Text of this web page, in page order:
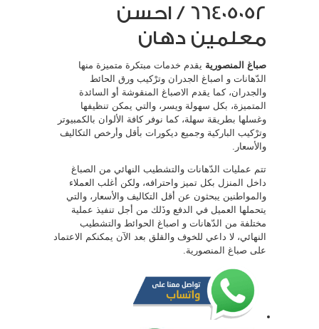
66405052 / احسن
معلمين دهان
صباغ المنصورية يقدم خدمات مبتكرة متميزة منها
الدّهانات و اصباغ الجدران وترْكيب ورق الحائط
والجدران، كما يقدم الاصباغ المنقوشة أو السائدة
المتميزة، بكل سهولة ويسر، والتي يمكن تنظيفها
وغسلها بطريقة سهلة، كما نوفر كافة الألوان بالكمبيوتر
وترْكيب الباركية وجميع ديكورات بأقل وأرخص التكاليف
والأسعار.
تتم عمليات الدّهانات والتشطيب النهائي من الصباغ
داخل المنزل بكل تميز واحترافه، ولكن أغلب العملاء
والمواطنين يبحثون عن أقل التكاليف والأسعار، والتي
يتحملها العميل في الدفع وذَلك من أجل تنفيذ عملية
مختلفة من الدّهانات و اصباغ الحوائط والتشطيب
النهائي، لا داعي للخوف والقلق بعد الآن يمكنكم الاعتماد
على صباغ المنصورية.